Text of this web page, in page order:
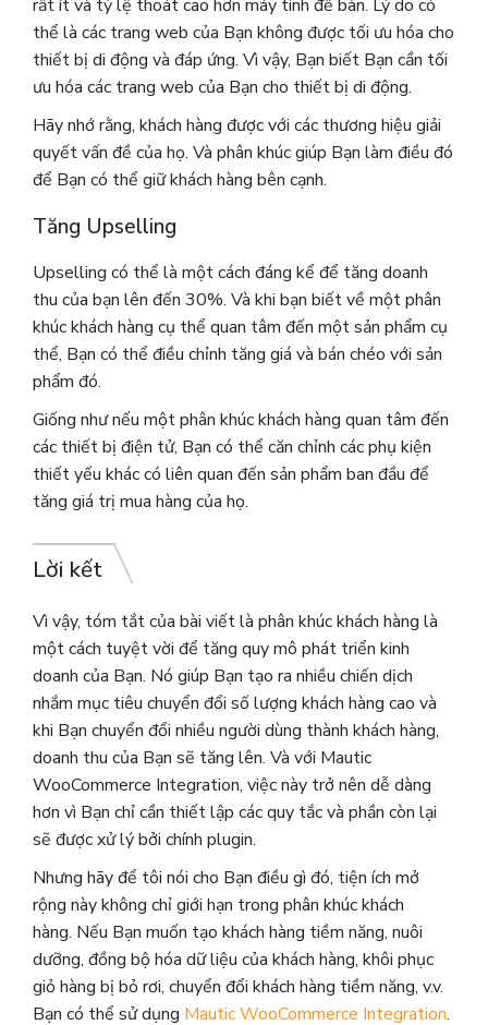
rất ít và tỷ lệ thoát cao hơn máy tính để bàn. Lý do có
thể là các trang web của Bạn không được tối ưu hóa cho
thiết bị di động và đáp ứng. Vì vậy, Bạn biết Bạn cần tối
ưu hóa các trang web của Bạn cho thiết bị di động.
Hãy nhớ rằng, khách hàng được với các thương hiệu giải
quyết vấn đề của họ. Và phân khúc giúp Bạn làm điều đó
để Bạn có thể giữ khách hàng bên cạnh.
Tăng Upselling
Upselling có thể là một cách đáng kể để tăng doanh
thu của bạn lên đến 30%. Và khi bạn biết về một phân
khúc khách hàng cụ thể quan tâm đến một sản phẩm cụ
thể, Bạn có thể điều chỉnh tăng giá và bán chéo với sản
phẩm đó.
Giống như nếu một phân khúc khách hàng quan tâm đến
các thiết bị điện tử, Bạn có thể căn chỉnh các phụ kiện
thiết yếu khác có liên quan đến sản phẩm ban đầu để
tăng giá trị mua hàng của họ.
Lời kết
Vì vậy, tóm tắt của bài viết là phân khúc khách hàng là
một cách tuyệt vời để tăng quy mô phát triển kinh
doanh của Bạn. Nó giúp Bạn tạo ra nhiều chiến dịch
nhắm mục tiêu chuyển đổi số lượng khách hàng cao và
khi Bạn chuyển đổi nhiều người dùng thành khách hàng,
doanh thu của Bạn sẽ tăng lên.Và với Mautic
WooCommerce Integration, việc này trở nên dễ dàng
hơn vì Bạn chỉ cần thiết lập các quy tắc và phần còn lại
sẽ được xử lý bởi chính plugin.
Nhưng hãy để tôi nói cho Bạn điều gì đó, tiện ích mở
rộng này không chỉ giới hạn trong phân khúc khách
hàng. Nếu Bạn muốn tạo khách hàng tiềm năng, nuôi
dưỡng, đồng bộ hóa dữ liệu của khách hàng, khôi phục
giỏ hàng bị bỏ rơi, chuyển đổi khách hàng tiềm năng, v.v.
Bạn có thể sử dụng Mautic WooCommerce Integration.